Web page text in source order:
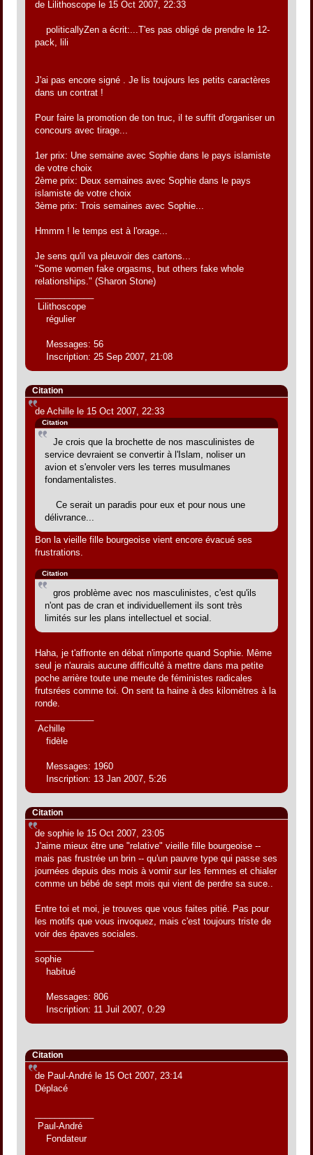
de Lilithoscope le 15 Oct 2007, 22:33
politicallyZen a écrit:...T'es pas obligé de prendre le 12-
pack, lili
J'ai pas encore signé . Je lis toujours les petits caractères
dans un contrat !
Pour faire la promotion de ton truc, il te suffit d'organiser un
concours avec tirage...
1er prix: Une semaine avec Sophie dans le pays islamiste
de votre choix
2ème prix: Deux semaines avec Sophie dans le pays
islamiste de votre choix
3ème prix: Trois semaines avec Sophie...
Hmmm ! le temps est à l'orage...
Je sens qu'il va pleuvoir des cartons...
"Some women fake orgasms, but others fake whole
relationships." (Sharon Stone)
Lilithoscope
régulier
Messages: 56
Inscription: 25 Sep 2007, 21:08
Citation
de Achille le 15 Oct 2007, 22:33
Citation
Je crois que la brochette de nos masculinistes de
service devraient se convertir à l'Islam, noliser un
avion et s'envoler vers les terres musulmanes
fondamentalistes.
Ce serait un paradis pour eux et pour nous une
délivrance...
Bon la vieille fille bourgeoise vient encore évacué ses
frustrations.
Citation
gros problème avec nos masculinistes, c'est qu'ils
n'ont pas de cran et individuellement ils sont très
limités sur les plans intellectuel et social.
Haha, je t'affronte en débat n'importe quand Sophie. Même
seul je n'aurais aucune difficulté à mettre dans ma petite
poche arrière toute une meute de féministes radicales
frutsrées comme toi. On sent ta haine à des kilomètres à la
ronde.
Achille
fidèle
Messages: 1960
Inscription: 13 Jan 2007, 5:26
Citation
de sophie le 15 Oct 2007, 23:05
J'aime mieux être une "relative" vieille fille bourgeoise --
mais pas frustrée un brin -- qu'un pauvre type qui passe ses
journées depuis des mois à vomir sur les femmes et chialer
comme un bébé de sept mois qui vient de perdre sa suce..
Entre toi et moi, je trouves que vous faites pitié. Pas pour
les motifs que vous invoquez, mais c'est toujours triste de
voir des épaves sociales.
sophie
habitué
Messages: 806
Inscription: 11 Juil 2007, 0:29
Citation
de Paul-André le 15 Oct 2007, 23:14
Déplacé
Paul-André
Fondateur